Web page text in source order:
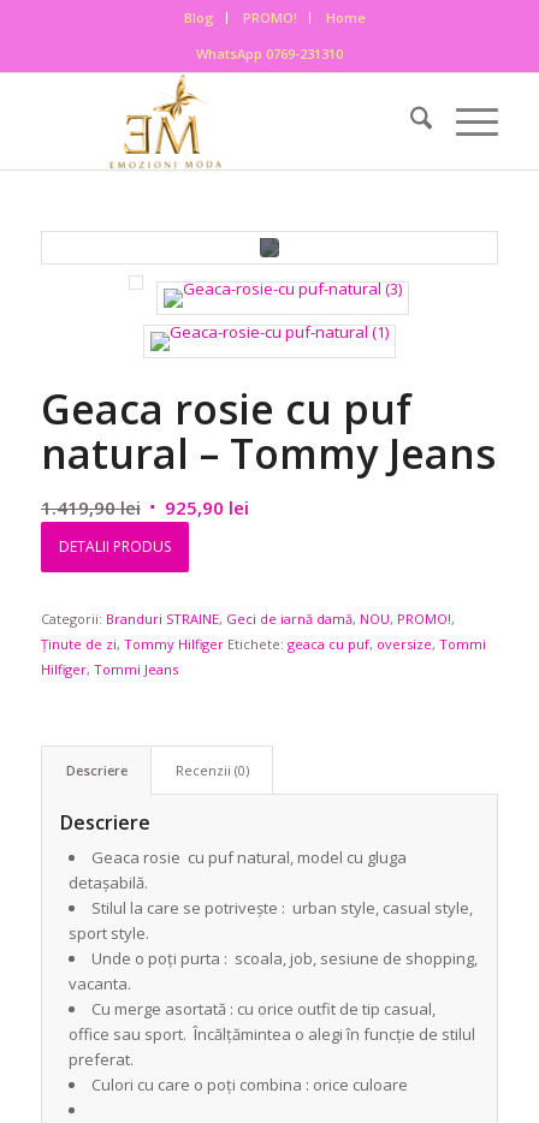
Blog PROMO!
Home
WhatsApp 0769-231310
Geaca rosie cu puf
natural – Tommy Jeans
1.419,90lei Prețul
inițial
1.419,90 lei.
925,90 leiPrețul
DETALII PRODUS
Categorii: Branduri STRAINE, Geci de iarnă damă, NOU, PROMO!,
Ținute de zi, Tommy Hilfiger Etichete: geaca cu puf, oversize, Tommi
Hilfiger, Tommi Jeans
Descriere Recenzii (0)
Descriere
Geaca rosie cu puf natural, model cu gluga
detașabilă.
Stilul la care se potrivește : urban style, casual style,
sport style.
Unde o poți purta : scoala, job, sesiune de shopping,
vacanta.
Cu merge asortată : cu orice outfit de tip casual,
office sau sport. Încălțămintea o alegi în funcție de stilul
preferat.
Culori cu care o poți combina : orice culoare